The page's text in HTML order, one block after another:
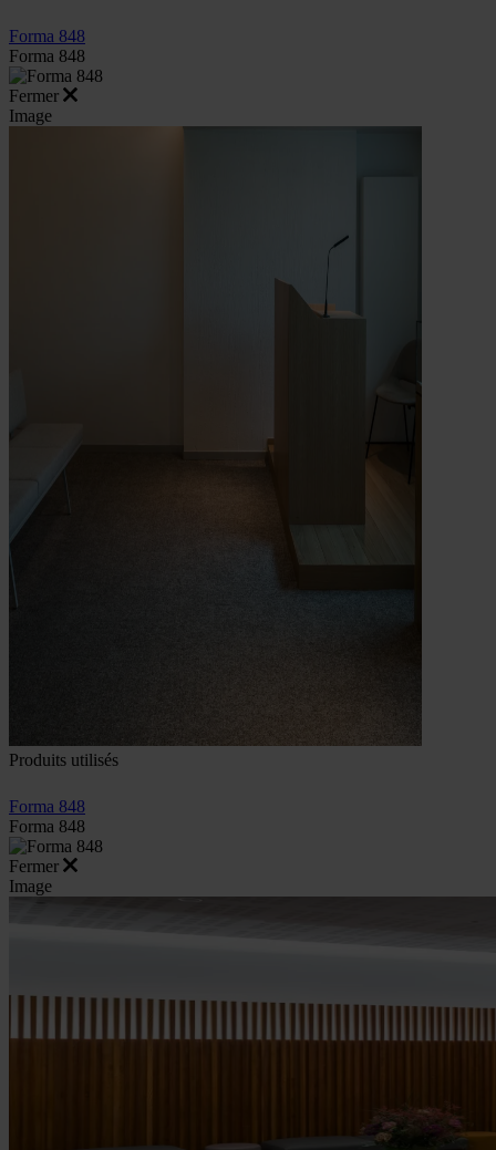
Forma 848
Forma 848
Fermer
Image
Produits utilisés
Forma 848
Forma 848
Fermer
Image